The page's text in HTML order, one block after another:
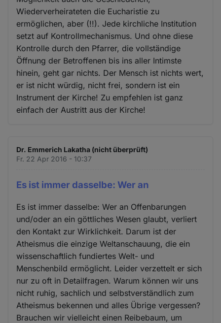
Wiederverheirateten die Eucharistie zu
ermöglichen, aber (!!). Jede kirchliche Institution
setzt auf Kontrollmechanismus. Und ohne diese
Kontrolle durch den Pfarrer, die vollständige
Öffnung der Betroffenen bis ins aller Intimste
hinein, geht gar nichts. Der Mensch ist nichts wert,
er ist nicht würdig, nicht frei, sondern ist ein
Instrument der Kirche! Zu empfehlen ist ganz
einfach der Austritt aus der Kirche!
Dr. Emmerich Lakatha (nicht überprüft)
Fr. 22 Apr 2016 - 10:37
Es ist immer dasselbe: Wer an
Es ist immer dasselbe: Wer an Offenbarungen
und/oder an ein göttliches Wesen glaubt, verliert
den Kontakt zur Wirklichkeit. Darum ist der
Atheismus die einzige Weltanschauung, die ein
wissenschaftlich fundiertes Welt- und
Menschenbild ermöglicht. Leider verzettelt er sich
nur zu oft in Detailfragen. Warum können wir uns
nicht ruhig, sachlich und selbstverständlich zum
Atheismus bekennen und alles Übrige vergessen?
Brauchen wir vielleicht einen Reibebaum, um